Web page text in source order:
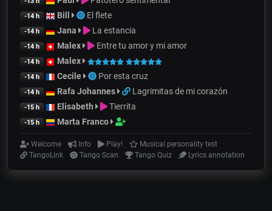
-14 h Bill El flete
-14 h Jana La estancia
-14 h Malex Entre tu amor y mi amor
-14 h Malex
-14 h Cecile Por esta cruz
-14 h Rafa Johannes Lagrimitas de mi corazón
-15 h Elisabeth Tierrita
-15 h Marta Franco
Welcome Info Play!
Musical personality test
TangoLink
Tango Scan Tango Quiz Lyrics annotation